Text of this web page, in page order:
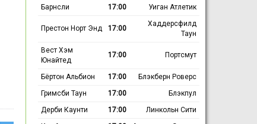
Барнсли
17:00 Уиган Атлетик
Престон Норт Энд 17:00
Хаддерсфилд
Таун
Вест Хэм
Юнайтед
17:00 Портсмут
Бёртон Альбион 17:00
Блэкберн Роверс
Гримсби Таун
17:00
Блэкпул
Дерби Каунти
17:00
Линкольн Сити